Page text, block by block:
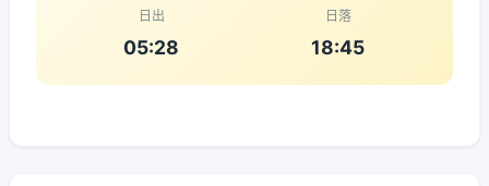
日出
05:28
日落
18:45